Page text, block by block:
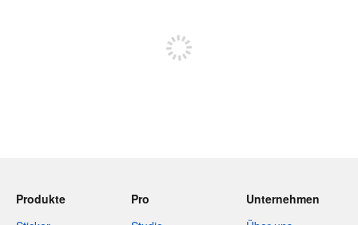
Produkte
Pro
Unternehmen